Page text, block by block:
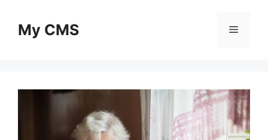
contentMy CMS Menu